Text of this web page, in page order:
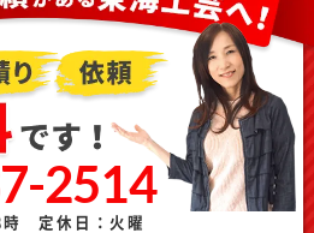
2514
定休日：火曜